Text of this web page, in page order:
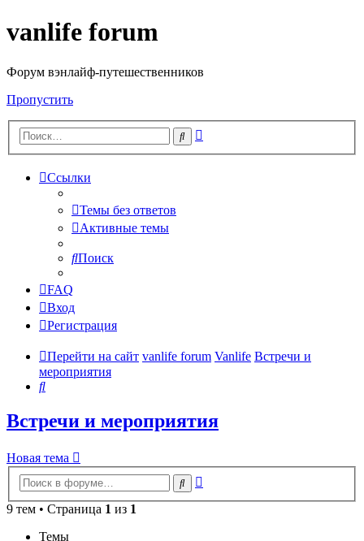
vanlife forum
Форум вэнлайф-путешественников
Пропустить
Поиск
Ссылки
Темы без ответов
Активные темы
Поиск
FAQ
Вход
Регистрация
Перейти на сайт vanlife forum Vanlife Встречи и
мероприятия
Поиск
Встречи и мероприятия
Новая тема
Поиск
9 тем • Страница 1 из 1
Темы